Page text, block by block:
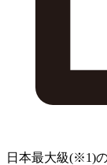
日本最大級(※1)